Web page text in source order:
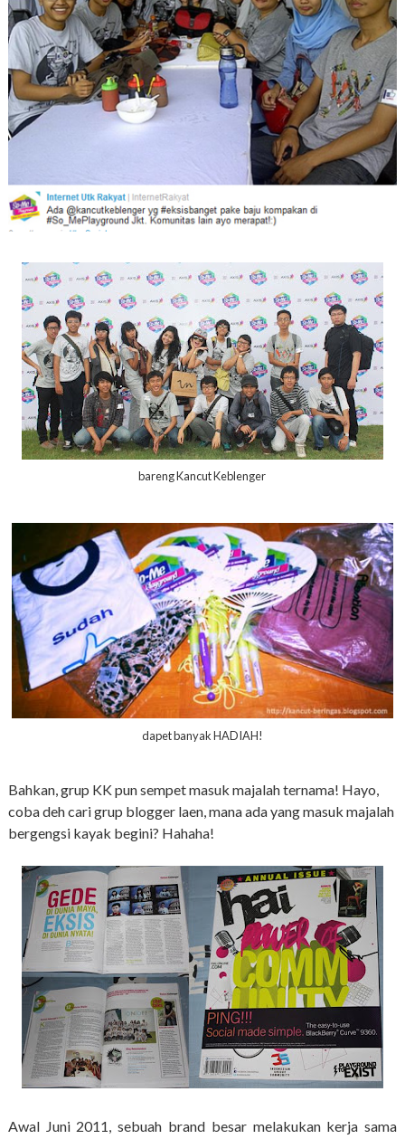
bareng Kancut Keblenger
dapet banyak HADIAH!
Bahkan, grup KK pun sempet masuk majalah ternama! Hayo,
coba deh cari grup blogger laen, mana ada yang masuk majalah
bergengsi kayak begini? Hahaha!
Awal Juni 2011, sebuah brand besar melakukan kerja sama